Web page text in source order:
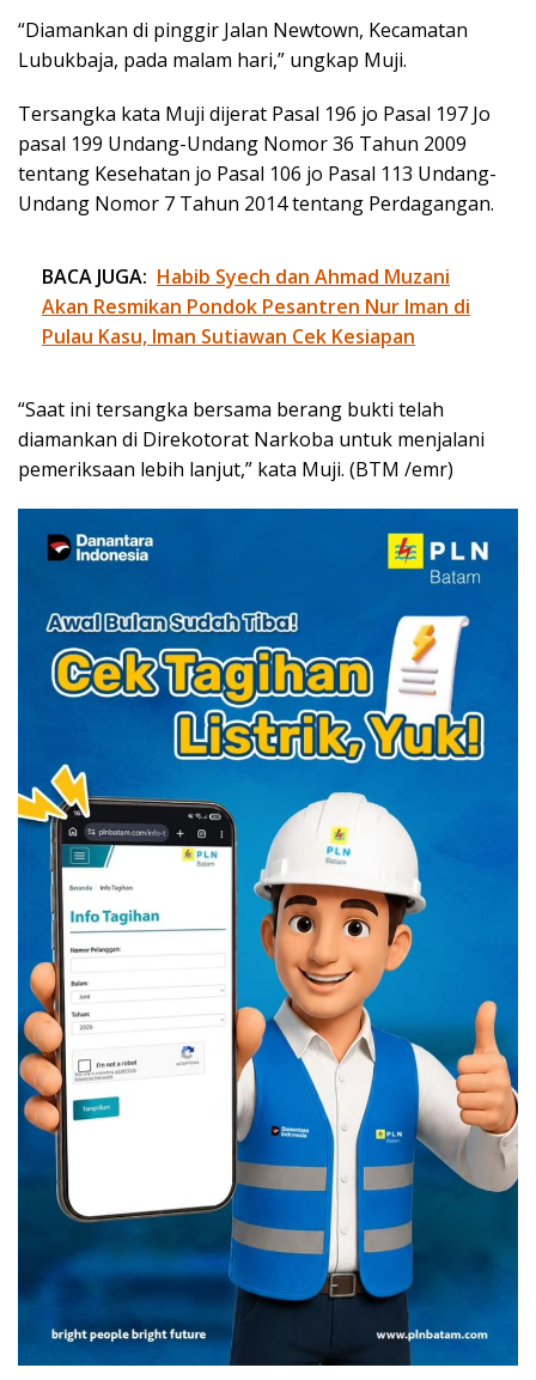
“Diamankan di pinggir Jalan Newtown, Kecamatan
Lubukbaja, pada malam hari,” ungkap Muji.
Tersangka kata Muji dijerat Pasal 196 jo Pasal 197 Jo
pasal 199 Undang-Undang Nomor 36 Tahun 2009
tentang Kesehatan jo Pasal 106 jo Pasal 113 Undang-
Undang Nomor 7 Tahun 2014 tentang Perdagangan.
BACA JUGA: Habib Syech dan Ahmad Muzani
Akan Resmikan Pondok Pesantren Nur Iman di
Pulau Kasu, Iman Sutiawan Cek Kesiapan
“Saat ini tersangka bersama berang bukti telah
diamankan di Direkotorat Narkoba untuk menjalani
pemeriksaan lebih lanjut,” kata Muji. (BTM /emr)